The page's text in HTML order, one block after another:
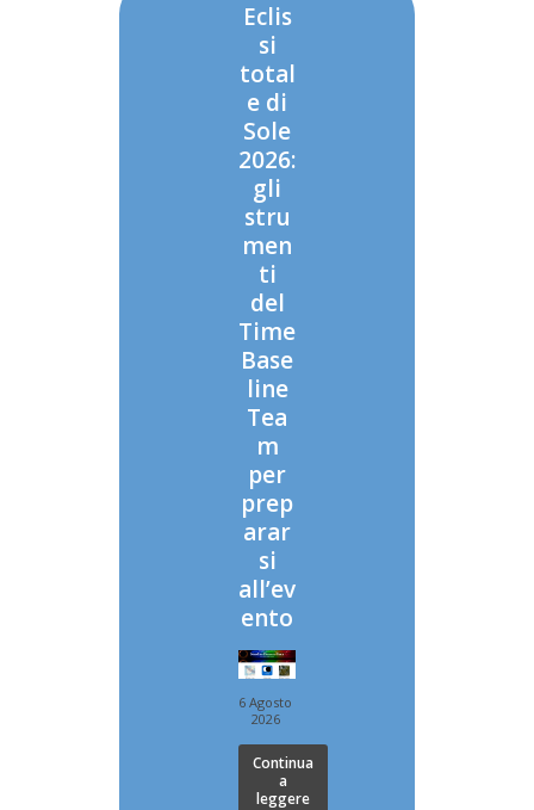
Eclis
si
total
e di
Sole
2026:
gli
stru
men
ti
del
Time
Base
line
Tea
m
per
prep
arar
si
all’ev
ento
6 Agosto
2026
Continua
a
leggere